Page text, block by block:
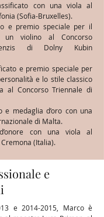
con una viola al
(Sofia-Bruxelles).
e premio speciale per il
violino al Concorso
di Dolny Kubin
e premio speciale per
e lo stile classico
al Concorso Triennale di
e medaglia d’oro con una
di Malta.
con una viola al
(Italia).
e
e 2014-2015 , Marco è